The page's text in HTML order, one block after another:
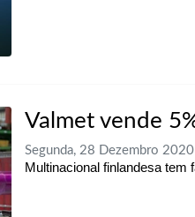
Valmet vende
Segunda, 28 Dezembro 2020
Multinacional finlandesa tem